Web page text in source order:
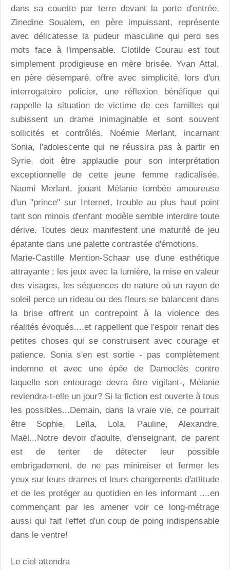
dans sa couette par terre devant la porte d'entrée.
Zinedine Soualem, en père impuissant, représente
avec délicatesse la pudeur masculine qui perd ses
mots face à l'impensable. Clotilde Courau est tout
simplement prodigieuse en mère brisée. Yvan Attal,
en père désemparé, offre avec simplicité, lors d'un
interrogatoire policier, une réflexion bénéfique qui
rappelle la situation de victime de ces familles qui
subissent un drame inimaginable et sont souvent
sollicités et contrôlés. Noémie Merlant, incarnant
Sonia, l'adolescente qui ne réussira pas à partir en
Syrie, doit être applaudie pour son interprétation
exceptionnelle de cette jeune femme radicalisée.
Naomi Merlant, jouant Mélanie tombée amoureuse
d'un "prince" sur Internet, trouble au plus haut point
tant son minois d'enfant modèle semble interdire toute
dérive. Toutes deux manifestent une maturité de jeu
épatante dans une palette contrastée d'émotions.
Marie-Castille Mention-Schaar use d'une esthétique
attrayante ; les jeux avec la lumière, la mise en valeur
des visages, les séquences de nature où un rayon de
soleil perce un rideau ou des fleurs se balancent dans
la brise offrent un contrepoint à la violence des
réalités évoqués....et rappellent que l'espoir renait des
petites choses qui se construisent avec courage et
patience. Sonia s'en est sortie - pas complètement
indemne et avec une épée de Damoclès contre
laquelle son entourage devra être vigilant-, Mélanie
reviendra-t-elle un jour? Si la fiction est ouverte à tous
les possibles...Demain, dans la vraie vie, ce pourrait
être Sophie, Leïla, Lola, Pauline, Alexandre,
Maël...Notre devoir d'adulte, d'enseignant, de parent
est de tenter de détecter leur possible
embrigadement, de ne pas minimiser et fermer les
yeux sur leurs drames et leurs changements d'attitude
et de les protéger au quotidien en les informant ....en
commençant par les amener voir ce long-métrage
aussi qui fait l'effet d'un coup de poing indispensable
dans le ventre!
Le ciel attendra